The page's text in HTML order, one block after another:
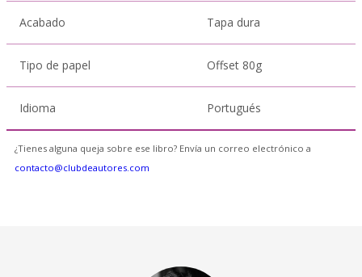
Acabado Tapa dura
Tipo de papel Offset 80g
Idioma Portugués
¿Tienes alguna queja sobre ese libro? Envía un correo electrónico a
contacto@clubdeautores.com